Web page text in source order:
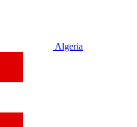
Algeria